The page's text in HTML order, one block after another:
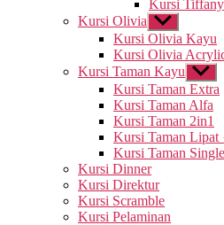
Kursi
Kursi Olivia Tampilkan
sub
menu
Kursi Olivia Kayu
Kursi Olivia
Kursi Taman Kayu
sub
menu
Kursi Taman Extra
Kursi Taman Alfa
Kursi Taman 2in1
Kursi Taman
Kursi Taman Single
Kursi Dinner
Kursi Direktur
Kursi Scramble
Kursi Pelaminan